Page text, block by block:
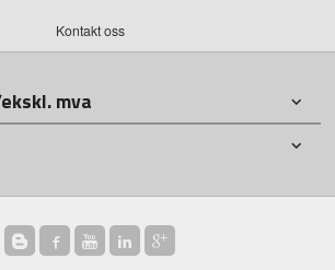
Kontakt oss
mva